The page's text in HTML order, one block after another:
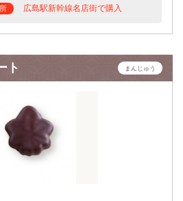
広島駅新幹線名店街で購入
ト まんじゅう